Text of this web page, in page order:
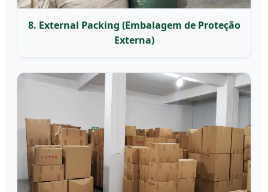
8. External Packing (Embalagem de Proteção
Externa)